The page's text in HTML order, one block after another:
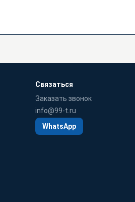
Связаться
Заказать звонок
info@99-t.ru
WhatsApp